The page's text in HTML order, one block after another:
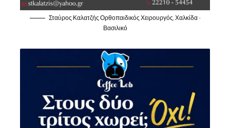
Σταύρος Καλατζής Ορθοπαιδικός Χειρουργός, Χαλκίδα -
Βασιλικό